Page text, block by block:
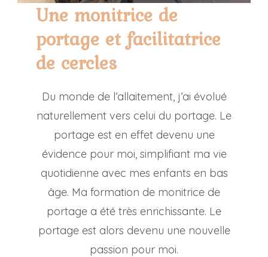
Une monitrice de
portage et facilitatrice
de cercles
Du monde de l’allaitement, j’ai évolué
naturellement vers celui du portage. Le
portage est en effet devenu une
évidence pour moi, simplifiant ma vie
quotidienne avec mes enfants en bas
âge. Ma formation de monitrice de
portage a été très enrichissante. Le
portage est alors devenu une nouvelle
passion pour moi.